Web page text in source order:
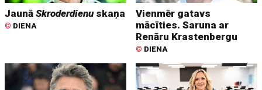
JaunāSkroderdienuskaņa
© DIENA
Vienmēr gatavs
mācīties. Saruna ar
Renāru Krastenbergu
© DIENA